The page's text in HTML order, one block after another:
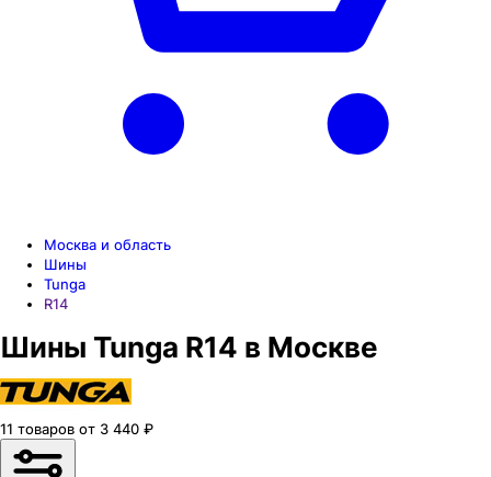
Москва и область
Шины
Tunga
R14
Шины Tunga R14 в Москве
11 товаров от 3 440 ₽